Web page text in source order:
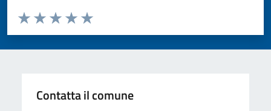
Valuta da 1 a 5 stelle la pagina
Valuta 5 stelle su 5
Valuta 4 stelle su 5
Valuta 3 stelle su 5
Valuta 2 stelle su 5
Valuta 1 stelle su 5
Contatta il comune